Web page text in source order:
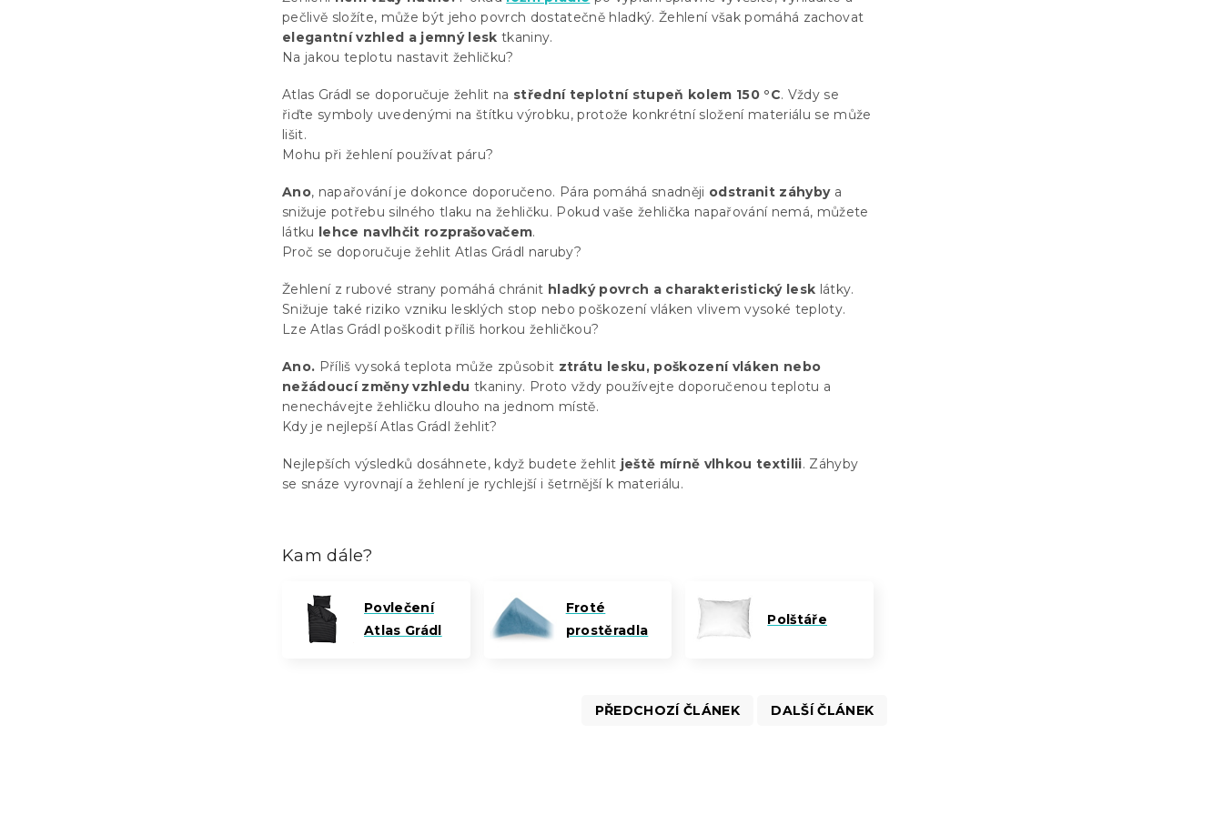
pečlivě složíte, může být jeho povrch dostatečně hladký. Žehlení však pomáhá zachovat
elegantní vzhled a jemný lesk tkaniny.
Na jakou teplotu nastavit žehličku?
Atlas Grádl se doporučuje žehlit na střední teplotní stupeň kolem 150 °C. Vždy se
řiďte symboly uvedenými na štítku výrobku, protože konkrétní složení materiálu se může
lišit.
Mohu při žehlení používat páru?
Ano, napařování je dokonce doporučeno. Pára pomáhá snadněji odstranit záhybya
snižuje potřebu silného tlaku na žehličku. Pokud vaše žehlička napařování nemá, můžete
látku lehce navlhčit rozprašovačem.
Proč se doporučuje žehlit Atlas Grádl naruby?
Žehlení z rubové strany pomáhá chránit hladký povrch a charakteristický lesk látky.
Snižuje také riziko vzniku lesklých stop nebo poškození vláken vlivem vysoké teploty.
Lze Atlas Grádl poškodit příliš horkou žehličkou?
Ano. Příliš vysoká teplota může způsobit ztrátu lesku, poškození vláken nebo
nežádoucí změny vzhledu tkaniny. Proto vždy používejte doporučenou teplotu a
nenechávejte žehličku dlouho na jednom místě.
Kdy je nejlepší Atlas Grádl žehlit?
Nejlepších výsledků dosáhnete, když budete žehlit ještě mírně vlhkou textilii. Záhyby
se snáze vyrovnají a žehlení je rychlejší i šetrnější k materiálu.
Kam dále?
Povlečení
Atlas Grádl
Froté
prostěradla
Polštáře
PŘEDCHOZÍ ČLÁNEK DALŠÍ ČLÁNEK